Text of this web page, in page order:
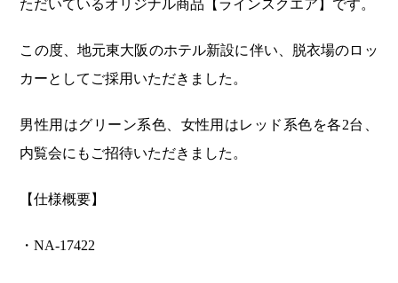
ただいているオリジナル商品【ラインスクエア】です。
この度、地元東大阪のホテル新設に伴い、脱衣場のロッ
カーとしてご採用いただきました。
男性用はグリーン系色、女性用はレッド系色を各2台、
内覧会にもご招待いただきました。
【仕様概要】
・NA-17422